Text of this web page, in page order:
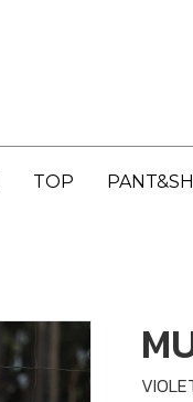
TOP